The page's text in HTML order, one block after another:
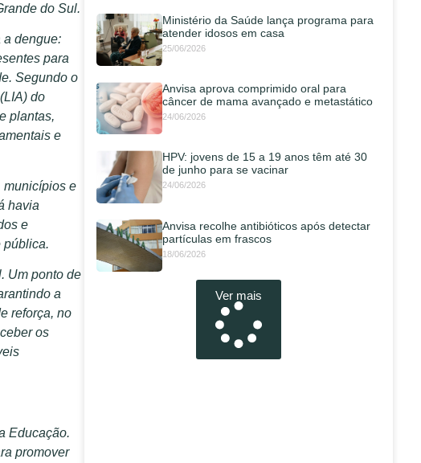
do Sul.
a dengue:
para
Segundo o
do
plantas,
e
municípios e
havia
e
pública.
Um ponto de
a
reforça, no
os
Educação.
promover
Ministério da Saúde lança programa para
atender idosos em casa
25/06/2026
Anvisa aprova comprimido oral para
câncer de mama avançado e metastático
24/06/2026
HPV: jovens de 15 a 19 anos têm até 30
de junho para se vacinar
24/06/2026
Anvisa recolhe antibióticos após detectar
partículas em frascos
18/06/2026
Ver mais